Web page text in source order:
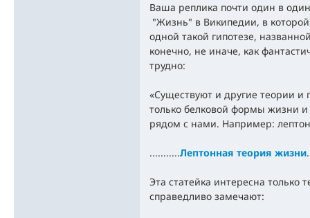
Ваша реплика почти один в
"Жизнь" в Википедии, в которой
одной такой гипотезе,
конечно, не иначе, как
трудно:
«Существуют и другие теории и
только белковой формы жизни и
рядом с нами. Например:
...........Лептонная теория жизни
Эта статейка интересна только
справедливо замечают: